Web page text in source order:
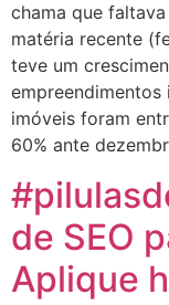
chama que
matéria recente
teve um
imóveis foram
60% ante
de SEO
Aplique